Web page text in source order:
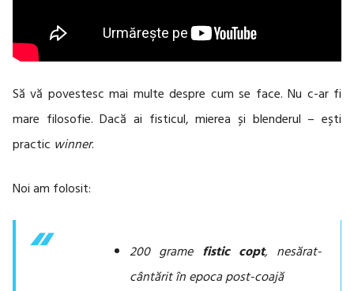
Să vă povestesc mai multe despre cum se face. Nu c-ar fi
mare filosofie. Dacă ai fisticul, mierea și blenderul – ești
practic winner.
Noi am folosit:
200 grame fistic copt, nesărat-
cântărit în epoca post-coajă